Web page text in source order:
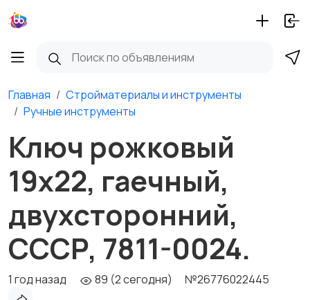
Главная
Стройматериалы и инструменты
Ручные инструменты
Ключ рожковый
19х22, гаечный,
двухсторонний,
СССР, 7811-0024.
1 год назад 89 (2 сегодня) №26776022445